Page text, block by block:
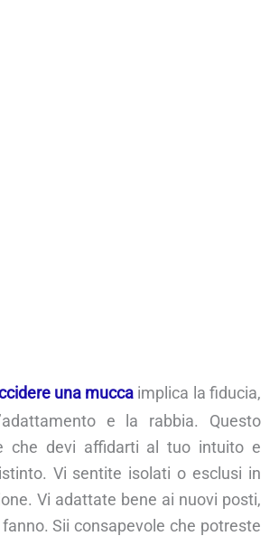
una mucca implica la fiducia,
e la rabbia. Questo
che devi affidarti al tuo intuito e
Vi sentite isolati o esclusi in
Vi adattate bene ai nuovi posti,
Sii consapevole che potreste